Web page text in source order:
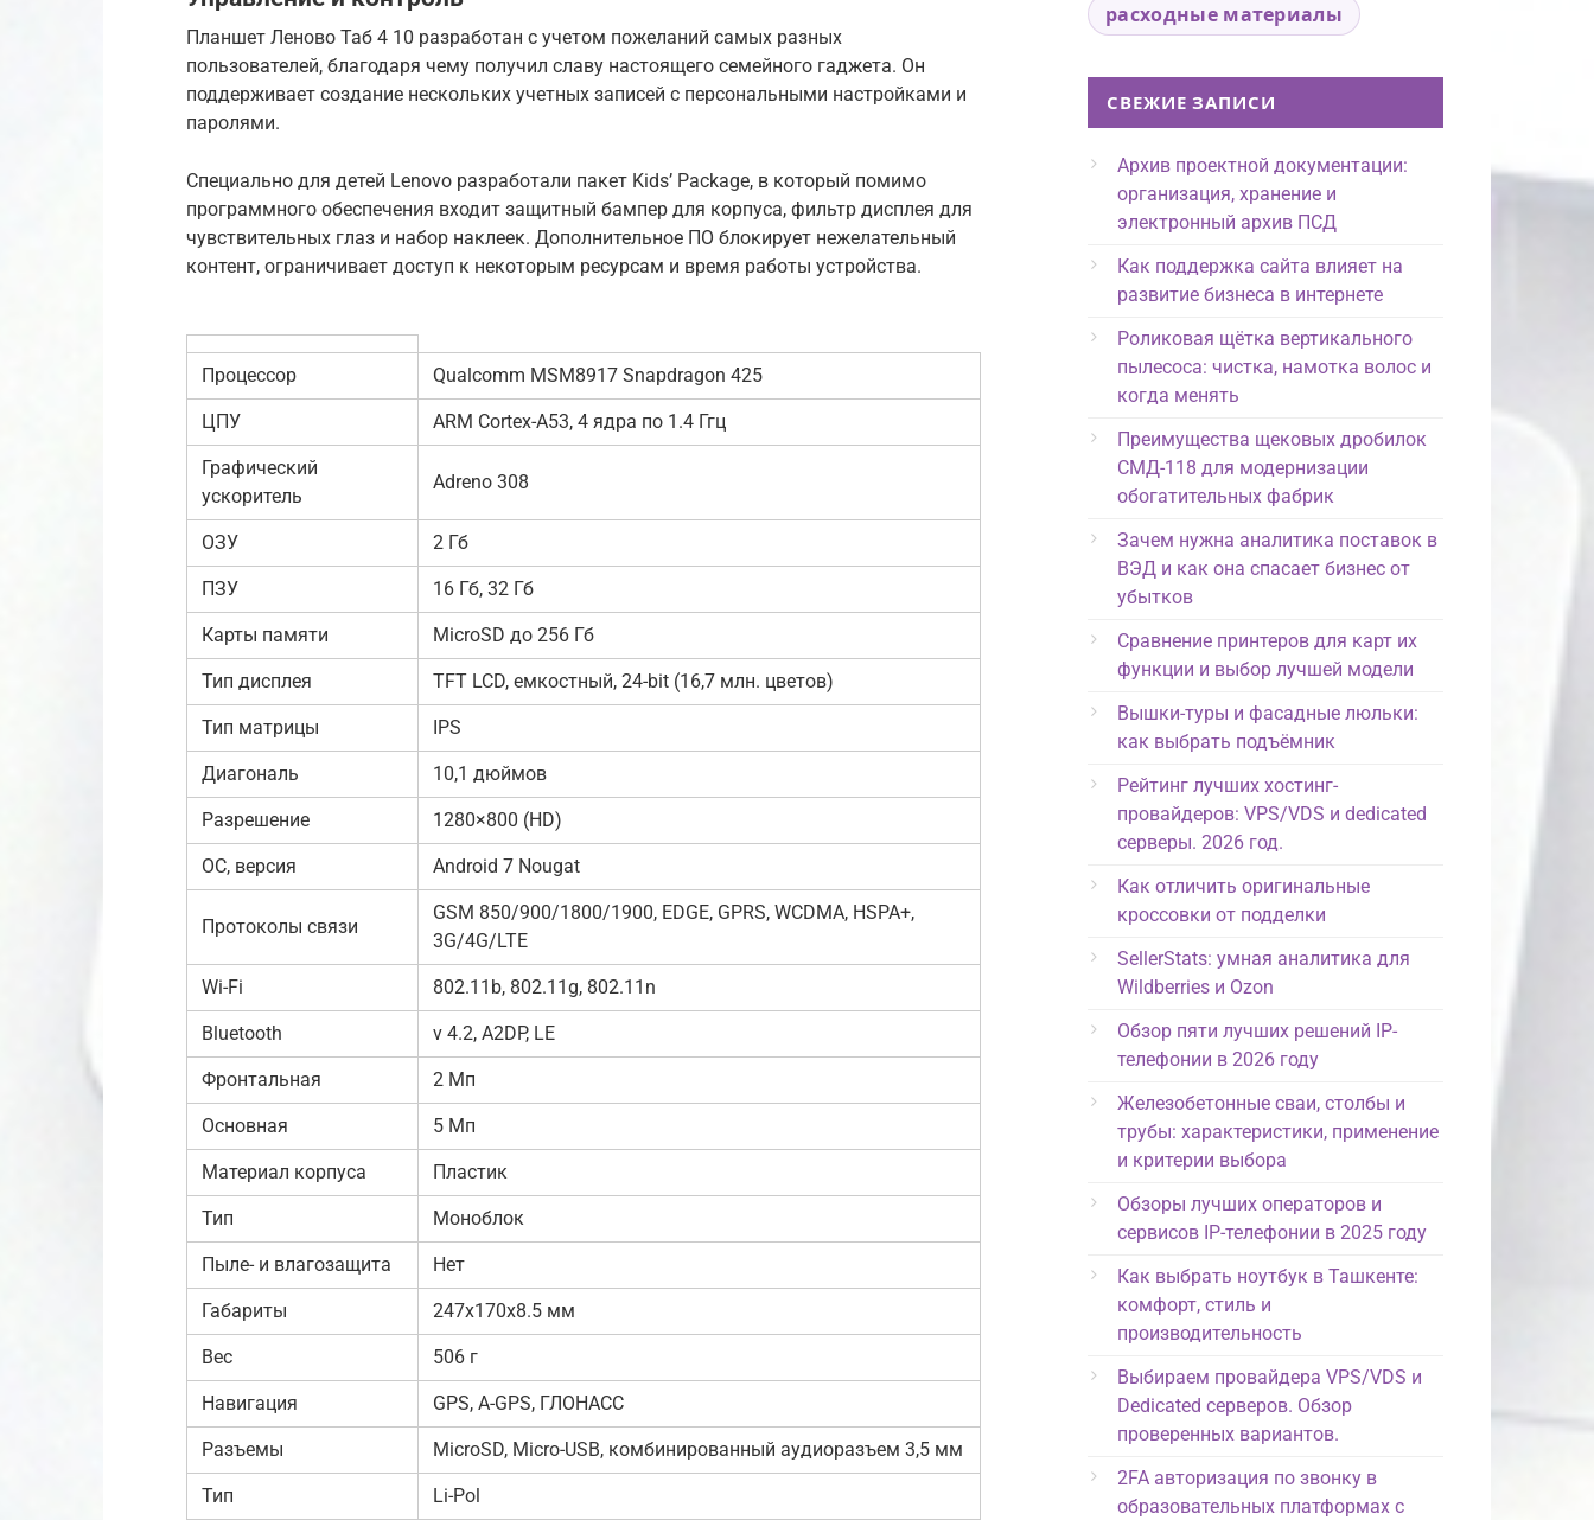
Планшет Леново Таб 4 10 разработан с учетом пожеланий самых разных
пользователей, благодаря чему получил славу настоящего семейного гаджета. Он
поддерживает создание нескольких учетных записей с персональными настройками и
паролями.
Специально для детей Lenovo разработали пакет Kids’ Package, в который помимо
программного обеспечения входит защитный бампер для корпуса, фильтр дисплея для
чувствительных глаз и набор наклеек. Дополнительное ПО блокирует нежелательный
контент, ограничивает доступ к некоторым ресурсам и время работы устройства.
Процессор Qualcomm MSM8917 Snapdragon 425
ЦПУ ARM Cortex-A53, 4 ядра по 1.4 Ггц
Графический
ускоритель
Adreno 308
ОЗУ 2 Гб
ПЗУ 16 Гб, 32 Гб
Карты памяти MicroSD до 256 Гб
Тип дисплея TFT LCD, емкостный, 24-bit (16,7 млн. цветов)
Тип матрицы IPS
Диагональ 10,1 дюймов
Разрешение 1280×800 (HD)
ОС, версия Android 7 Nougat
Протоколы связи
GSM 850/900/1800/1900, EDGE, GPRS, WCDMA, HSPA+,
3G/4G/LTE
Wi-Fi 802.11b, 802.11g, 802.11n
Bluetooth v 4.2, A2DP, LE
Фронтальная 2 Мп
Основная 5 Мп
Материал корпуса Пластик
Тип Моноблок
Пыле- и влагозащита Нет
Габариты 247x170x8.5 мм
Вес 506 г
Навигация GPS, A-GPS, ГЛОНАСС
Разъемы MicroSD, Micro-USB, комбинированный аудиоразъем 3,5 мм
Тип Li-Pol
расходные материалы
СВЕЖИЕ ЗАПИСИ
Архив проектной документации:
организация, хранение и
электронный архив ПСД
Как поддержка сайта влияет на
развитие бизнеса в интернете
Роликовая щётка вертикального
пылесоса: чистка, намотка волос и
когда менять
Преимущества щековых дробилок
СМД-118 для модернизации
обогатительных фабрик
Зачем нужна аналитика поставок в
ВЭД и как она спасает бизнес от
убытков
Сравнение принтеров для карт их
функции и выбор лучшей модели
Вышки-туры и фасадные люльки:
как выбрать подъёмник
Рейтинг лучших хостинг-
провайдеров: VPS/VDS и dedicated
серверы. 2026 год.
Как отличить оригинальные
кроссовки от подделки
SellerStats: умная аналитика для
Wildberries и Ozon
Обзор пяти лучших решений IP-
телефонии в 2026 году
Железобетонные сваи, столбы и
трубы: характеристики, применение
и критерии выбора
Обзоры лучших операторов и
сервисов IP-телефонии в 2025 году
Как выбрать ноутбук в Ташкенте:
комфорт, стиль и
производительность
Выбираем провайдера VPS/VDS и
Dedicated серверов. Обзор
проверенных вариантов.
2FA авторизация по звонку в
образовательных платформах с